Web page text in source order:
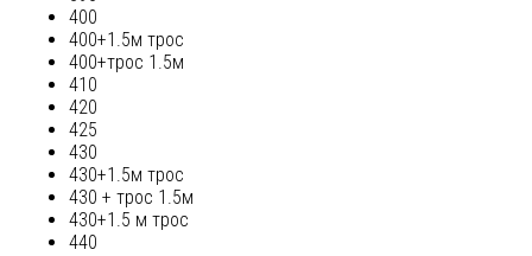
400
400+1.5м трос
400+трос 1.5м
410
420
425
430
430+1.5м трос
430 + трос 1.5м
430+1.5 м трос
440